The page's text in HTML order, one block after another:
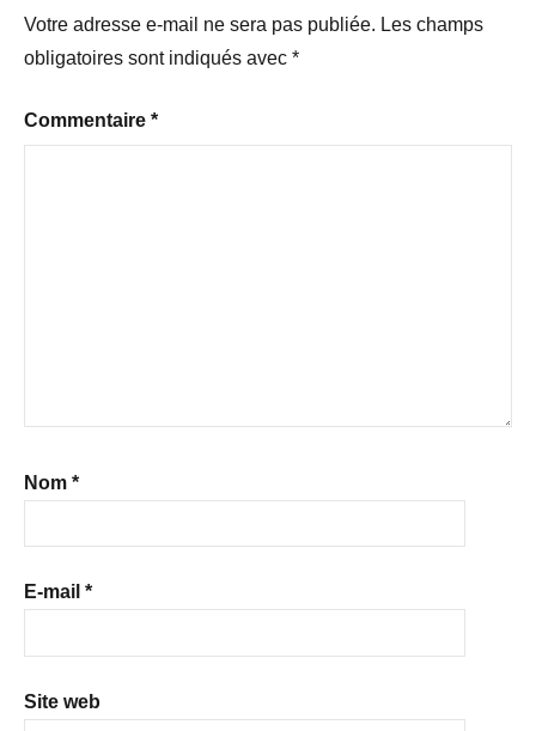
Votre adresse e-mail ne sera pas publiée. Les champs
obligatoires sont indiqués avec *
Commentaire *
Nom *
E-mail *
Site web